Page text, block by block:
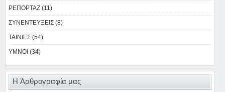
ΡΕΠΟΡΤΑΖ (11)
ΣΥΝΕΝΤΕΥΞΕΙΣ (8)
ΤΑΙΝΙΕΣ (54)
ΥΜΝΟΙ (34)
Η Άρθρογραφία μας